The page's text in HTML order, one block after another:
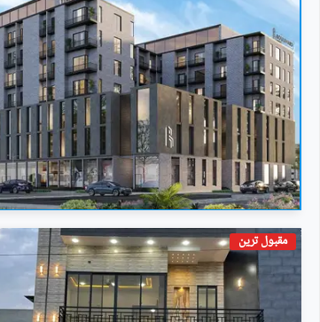
دکانات
1.14 کروڑ
1.4 مرلہ
مقبول ترین